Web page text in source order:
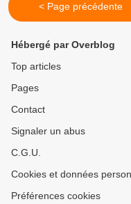
< Page précédente
Hébergé par Overblog
Top articles
Pages
Contact
Signaler un abus
C.G.U.
Cookies et données
Préférences cookies